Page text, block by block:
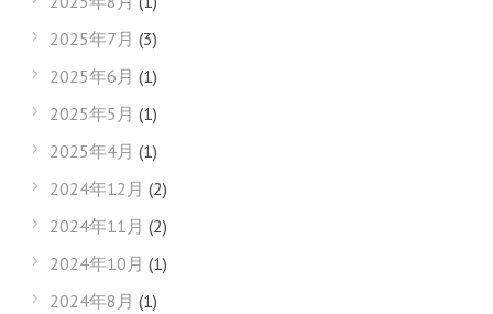
2025年7月 (3)
2025年6月 (1)
2025年5月 (1)
2025年4月 (1)
2024年12月 (2)
2024年11月 (2)
2024年10月 (1)
2024年8月 (1)